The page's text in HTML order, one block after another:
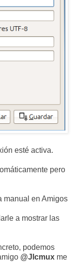
esté activa.
pero
manual en Amigos
a mostrar las
podemos
@Jlcmux me